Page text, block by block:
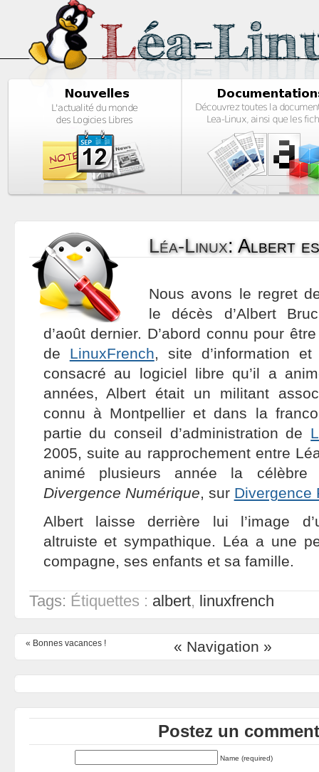
Léa-Linux: Albert
Nous avons le regret
le décès d’Albert
d’août dernier. D’abord connu pour
de LinuxFrench, site d’information
consacré au logiciel libre qu’il a
années, Albert était un militant
connu à Montpellier et dans la
partie du conseil d’administration de
2005, suite au rapprochement entre
animé plusieurs année la célèbre
Divergence Numérique, sur Divergence
Albert laisse derrière lui l’image
altruiste et sympathique. Léa a une
compagne, ses enfants et sa famille.
Tags: Étiquettes : albert, linuxfrench
« Bonnes vacances ! « Navigation »
Postez un
Name (required)